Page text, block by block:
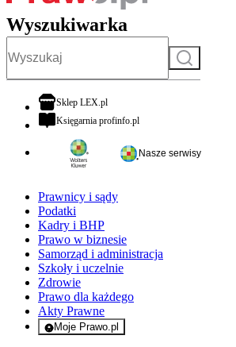
Wyszukiwarka
Szukaj
Sklep LEX.plotwiera się w nowej karcie
Księgarnia profinfo.plotwiera się w nowej karcie
Nasze serwisy
Prawnicy i sądy
Podatki
Kadry i BHP
Prawo w biznesie
Samorząd i administracja
Szkoły i uczelnie
Zdrowie
Prawo dla każdego
Akty Prawne
Moje Prawo.pl
- rejestracja i logowanie do serwisu